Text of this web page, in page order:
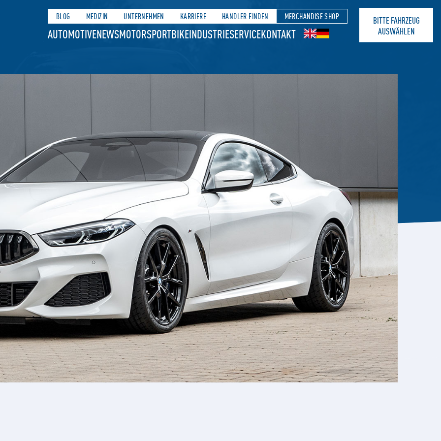
BLOG MEDIZIN UNTERNEHMEN KARRIERE HÄNDLER FINDEN MERCHANDISE SHOP
AUTOMOTIVENEWSMOTORSPORTBIKEINDUSTRIESERVICEKONTAKT
BITTE FAHRZEUG
AUSWÄHLEN